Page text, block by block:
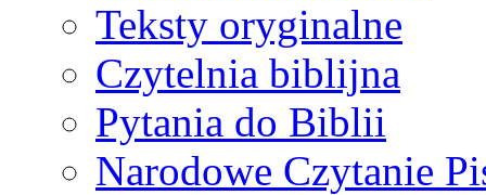
Teksty oryginalne
Czytelnia biblijna
Pytania do Biblii
Narodowe Czytanie